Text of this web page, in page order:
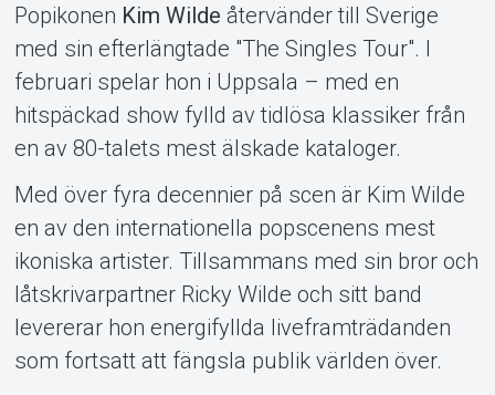
Support
Om Tickster
Popikonen Kim Wilde återvänder till Sverige
med sin efterlängtade "The Singles Tour". I
februari spelar hon i Uppsala – med en
hitspäckad show fylld av tidlösa klassiker från
en av 80-talets mest älskade kataloger.
Med över fyra decennier på scen är Kim Wilde
en av den internationella popscenens mest
ikoniska artister. Tillsammans med sin bror och
låtskrivarpartner Ricky Wilde och sitt band
levererar hon energifyllda liveframträdanden
som fortsatt att fängsla publik världen över.